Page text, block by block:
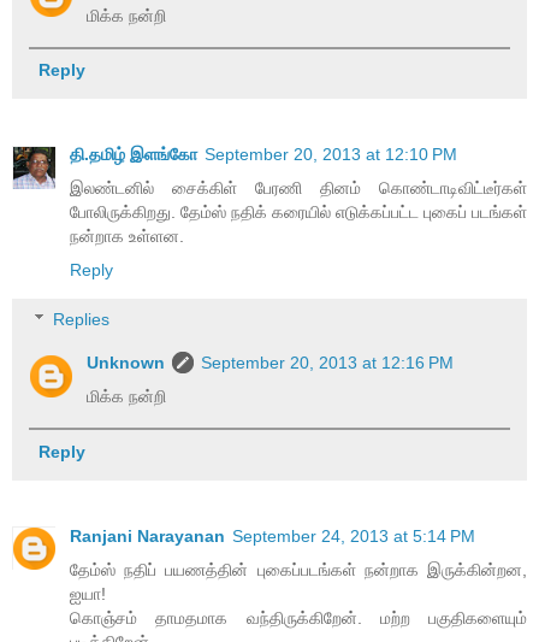
மிக்க நன்றி
Reply
தி.தமிழ் இளங்கோ September 20, 2013 at 12:10 PM
இலண்டனில் சைக்கிள் பேரணி தினம் கொண்டாடிவிட்டீர்கள்
போலிருக்கிறது. தேம்ஸ் நதிக் கரையில் எடுக்கப்பட்ட புகைப் படங்கள்
நன்றாக உள்ளன.
Reply
Replies
Unknown
September 20, 2013 at 12:16 PM
மிக்க நன்றி
Reply
Ranjani Narayanan September 24, 2013 at 5:14 PM
தேம்ஸ் நதிப் பயணத்தின் புகைப்படங்கள் நன்றாக இருக்கின்றன,
ஐயா!
கொஞ்சம் தாமதமாக வந்திருக்கிறேன். மற்ற பகுதிகளையும்